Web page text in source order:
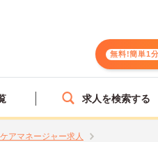
無料!簡単1分
求人を検索する
アマネージャー求人